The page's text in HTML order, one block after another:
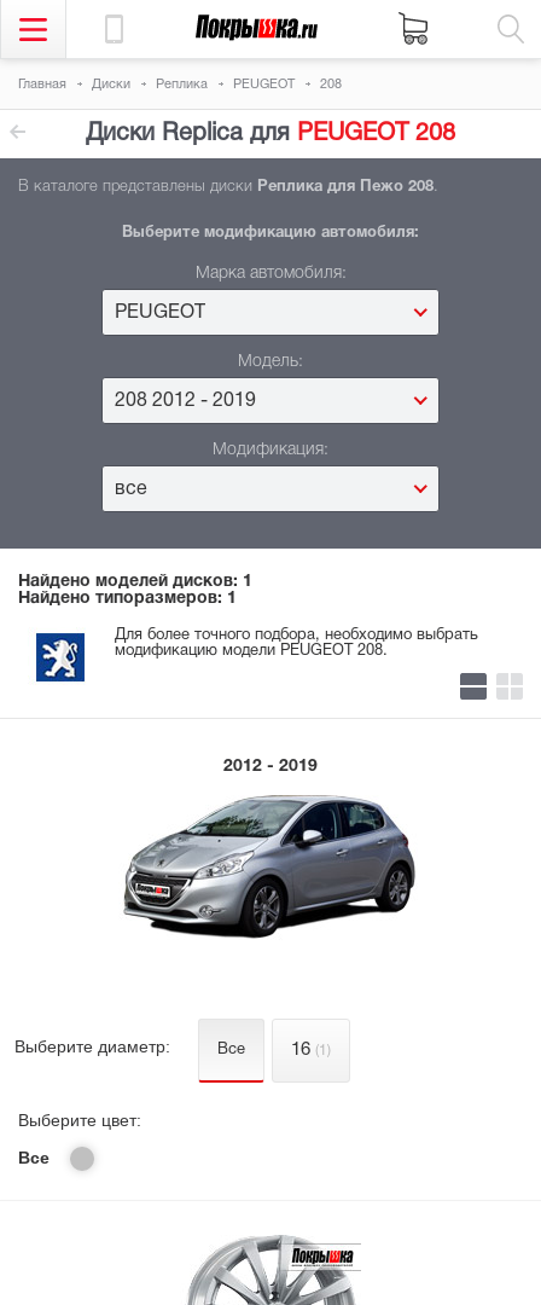
Главная Диски Реплика PEUGEOT 208
Диски Replica для PEUGEOT 208
В каталоге представлены диски Реплика для Пежо 208.
Выберите модификацию автомобиля:
Марка автомобиля:
PEUGEOT
Модель:
208 2012 - 2019
Модификация:
все
Найдено моделей дисков: 1
Найдено типоразмеров: 1
Для более точного подбора, необходимо выбрать
модификацию модели PEUGEOT 208.
2012 - 2019
Выберите диаметр: Все 16 (1)
Выберите цвет:
Все